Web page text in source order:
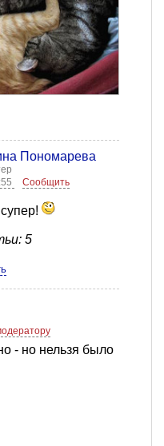
Пономарева
Сообщить
5
- но нельзя было